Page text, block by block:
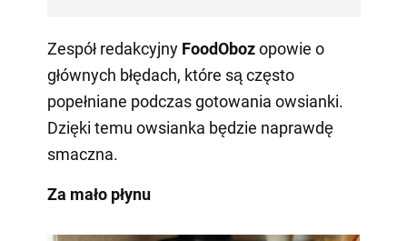
Zespół redakcyjny FoodObozopowie o
głównych błędach, które są często
popełniane podczas gotowania owsianki.
Dzięki temu owsianka będzie naprawdę
smaczna.
Za mało płynu